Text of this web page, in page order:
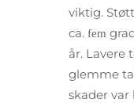
viktig.
ca. fem
år. Lavere
glemme
skader